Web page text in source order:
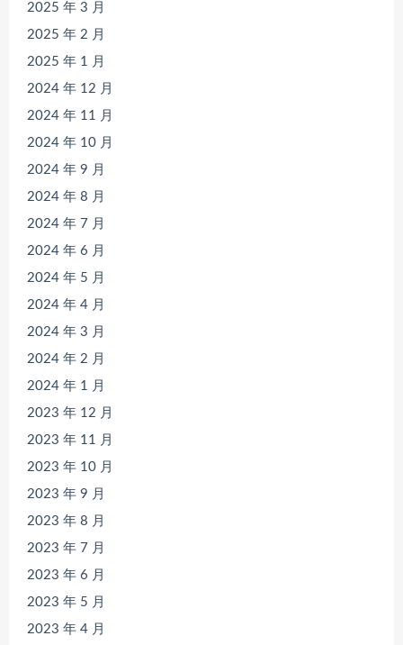
2025 年 3 月
2025 年 2 月
2025 年 1 月
2024 年 12 月
2024 年 11 月
2024 年 10 月
2024 年 9 月
2024 年 8 月
2024 年 7 月
2024 年 6 月
2024 年 5 月
2024 年 4 月
2024 年 3 月
2024 年 2 月
2024 年 1 月
2023 年 12 月
2023 年 11 月
2023 年 10 月
2023 年 9 月
2023 年 8 月
2023 年 7 月
2023 年 6 月
2023 年 5 月
2023 年 4 月